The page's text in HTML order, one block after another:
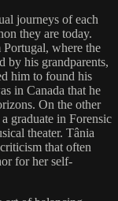
journeys of each
they are today.
where the
by his grandparents,
him to found his
in Canada that he
On the other
graduate in Forensic
theater. Tânia
that often
for her self-